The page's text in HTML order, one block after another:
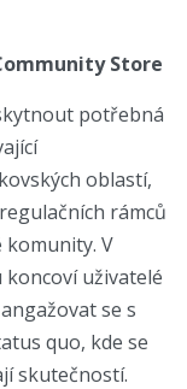
Store
potřebná
oblastí,
rámců
V
uživatelé
se s
quo, kde se
skutečností.